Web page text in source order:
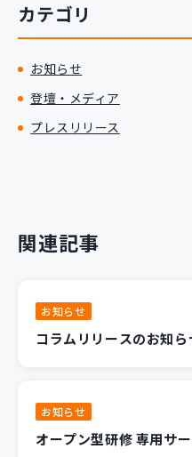
カテゴリ
お知らせ
登壇・メディア
プレスリリース
関連記事
お知らせ
コラムリリースのお知ら
お知らせ
オープン型研修 専用サ